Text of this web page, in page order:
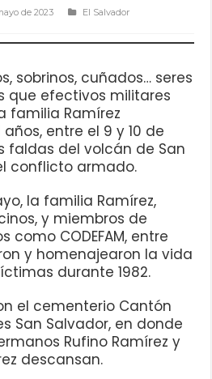
de 2023
El Salvador
sobrinos, cuñados… seres
que efectivos militares
familia Ramírez
entre el 9 y 10 de
faldas del volcán de San
conflicto armado.
la familia Ramírez,
y miembros de
como CODEFAM, entre
y homenajearon la vida
durante 1982.
el cementerio Cantón
San Salvador, en donde
Rufino Ramírez y
descansan.